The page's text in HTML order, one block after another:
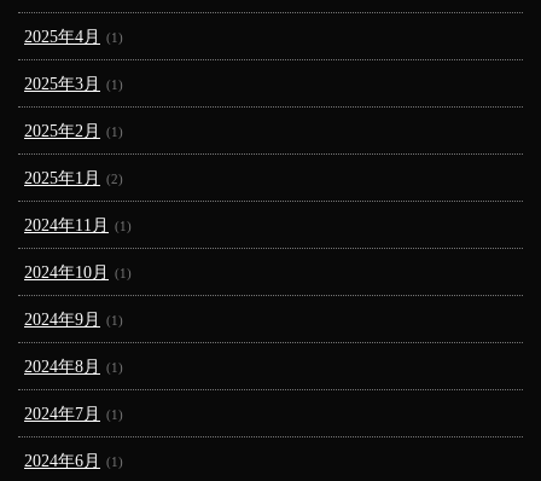
2025年4月 (1)
2025年3月 (1)
2025年2月 (1)
2025年1月 (2)
2024年11月 (1)
2024年10月 (1)
2024年9月 (1)
2024年8月 (1)
2024年7月 (1)
2024年6月 (1)